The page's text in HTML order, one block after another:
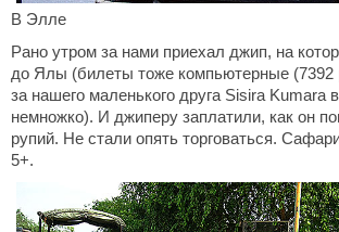
В Элле
Рано утром за нами приехал джип, на
до Ялы (билеты тоже компьютерные (7392
за нашего маленького друга Sisira Kumara
немножко). И джиперу заплатили, как он
рупий. Не стали опять торговаться.
5+.